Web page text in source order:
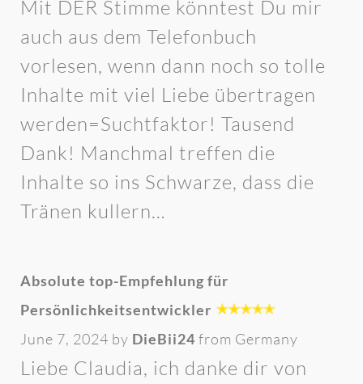
Mit DER Stimme könntest Du mir
auch aus dem Telefonbuch
vorlesen, wenn dann noch so tolle
Inhalte mit viel Liebe übertragen
werden=Suchtfaktor! Tausend
Dank! Manchmal treffen die
Inhalte so ins Schwarze, dass die
Tränen kullern…
Absolute top-Empfehlung für
Persönlichkeitsentwickler
June 7, 2024 by DieBii24 from Germany
Liebe Claudia, ich danke dir von